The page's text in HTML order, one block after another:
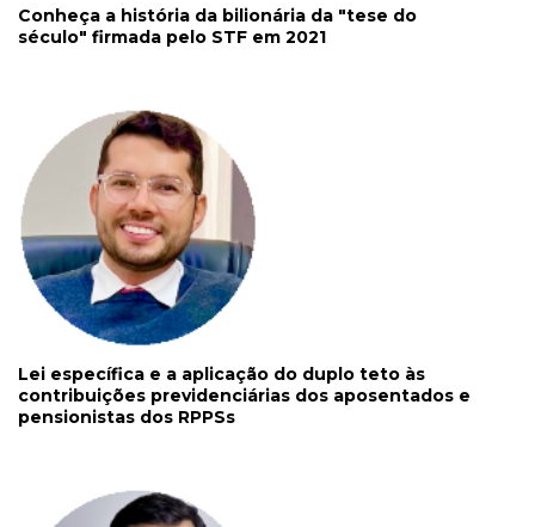
Conheça a história da bilionária da "tese do
século" firmada pelo STF em 2021
Lei específica e a aplicação do duplo teto às
contribuições previdenciárias dos aposentados e
pensionistas dos RPPSs